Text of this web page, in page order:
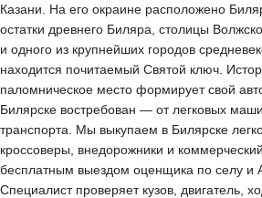
Казани. На его окраине расположено
остатки древнего Биляра, столицы
и одного из крупнейших городов
находится почитаемый Святой ключ.
паломническое место формирует свой
Билярске востребован — от легковых
транспорта. Мы выкупаем в Билярске
кроссоверы, внедорожники и
бесплатным выездом оценщика по селу и
Специалист проверяет кузов, двигатель,